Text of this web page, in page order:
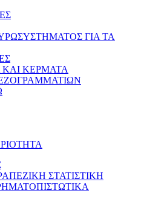
ΓΙΑ ΤΑ
ΚΕΡΜΑΤΑ
ΣΤΑΤΙΣΤΙΚΗ